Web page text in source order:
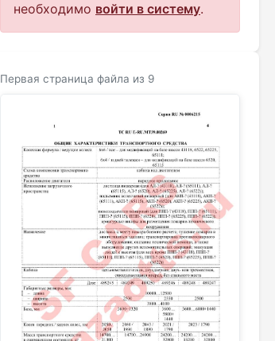
необходимо войти в систему.
Первая страница файла из 9